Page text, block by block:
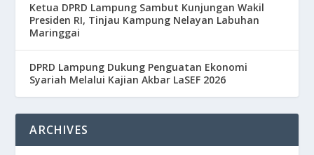
Ketua DPRD Lampung Sambut Kunjungan Wakil
Presiden RI, Tinjau Kampung Nelayan Labuhan
Maringgai
DPRD Lampung Dukung Penguatan Ekonomi
Syariah Melalui Kajian Akbar LaSEF 2026
ARCHIVES